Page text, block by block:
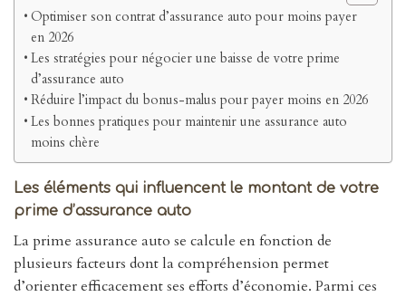
Optimiser son contrat d’assurance auto pour moins payer
en 2026
Les stratégies pour négocier une baisse de votre prime
d’assurance auto
Réduire l’impact du bonus-malus pour payer moins en 2026
Les bonnes pratiques pour maintenir une assurance auto
moins chère
Les éléments qui influencent le montant de votre
prime d’assurance auto
La prime assurance auto se calcule en fonction de
plusieurs facteurs dont la compréhension permet
d’orienter efficacement ses efforts d’économie. Parmi ces